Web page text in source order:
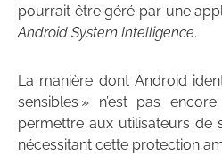
pourrait être géré par une
Android System Intelligence.
La manière dont Android
sensibles » n’est pas
permettre aux utilisateurs de
nécessitant cette protection